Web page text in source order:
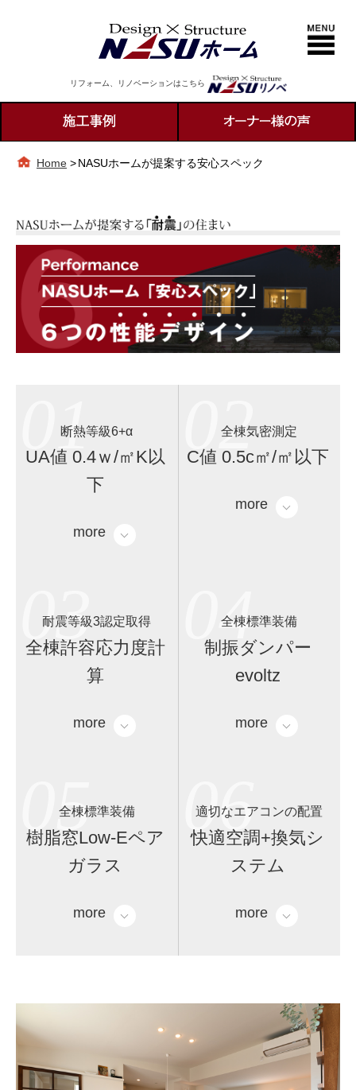
リフォーム、リノベーションはこちら
Home >NASUホームが提案する安心スペック
01
断熱等級6+α
UA値 0.4ｗ/㎡K以
下
more
02
全棟気密測定
C値 0.5c㎡/㎡以下
more
03
耐震等級3認定取得
全棟許容応力度計
算
more
04
全棟標準装備
制振ダンパー
evoltz
more
05
全棟標準装備
樹脂窓Low-Eペア
ガラス
more
06
適切なエアコンの配置
快適空調+換気シ
ステム
more